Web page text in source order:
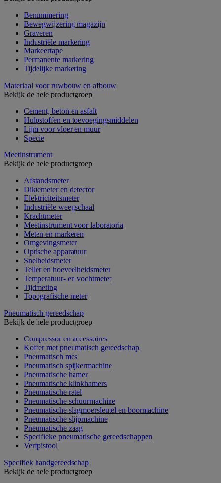
Benummering
Bewegwijzering magazijn
Graveren
Industriële markering
Markeertape
Permanente markering
Tijdelijke markering
Materiaal voor ruwbouw en afbouw
Bekijk de hele productgroep
Cement, beton en asfalt
Hulpstoffen en toevoegingsmiddelen
Lijm voor vloer en muur
Specie
Meetinstrument
Bekijk de hele productgroep
Afstandsmeter
Diktemeter en detector
Elektriciteitsmeter
Industriële weegschaal
Krachtmeter
Meetinstrument voor laboratoria
Meten en markeren
Omgevingsmeter
Optische apparatuur
Snelheidsmeter
Teller en hoeveelheidsmeter
Temperatuur- en vochtmeter
Tijdmeting
Topografische meter
Pneumatisch gereedschap
Bekijk de hele productgroep
Compressor en accessoires
Koffer met pneumatisch gereedschap
Pneumatisch mes
Pneumatisch spijkermachine
Pneumatische hamer
Pneumatische klinkhamers
Pneumatische ratel
Pneumatische schuurmachine
Pneumatische slagmoersleutel en boormachine
Pneumatische slijpmachine
Pneumatische zaag
Specifieke pneumatische gereedschappen
Verfpistool
Specifiek handgereedschap
Bekijk de hele productgroep